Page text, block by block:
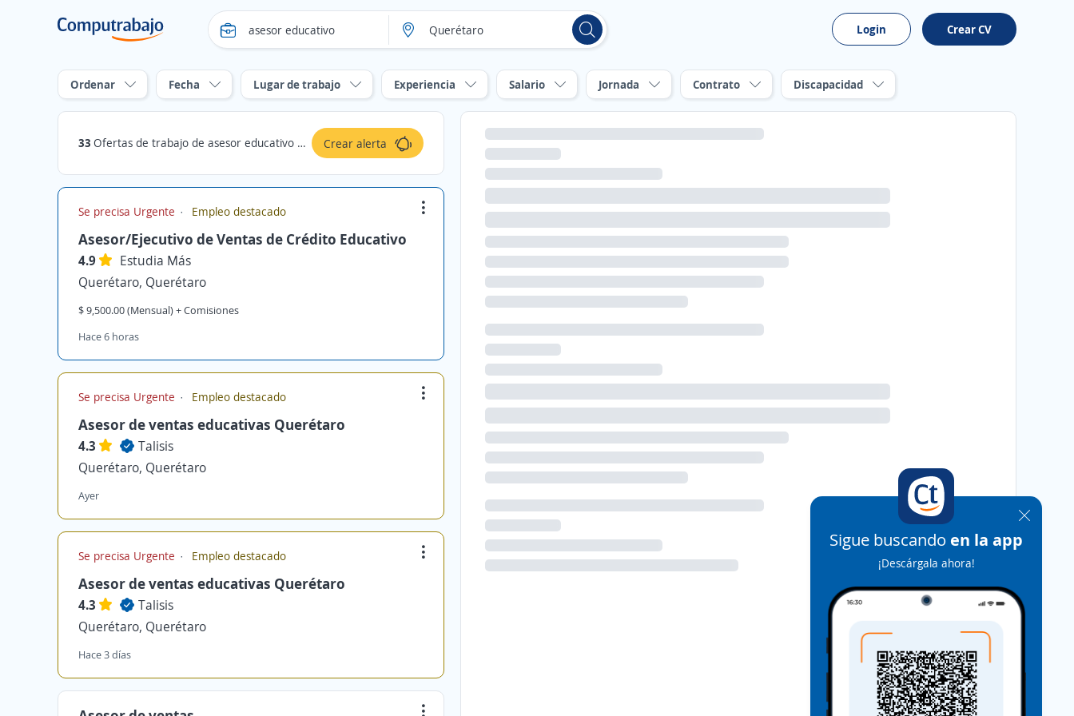
Login Crear CV
Ordenar Fecha Lugar de trabajo Experiencia Salario Jornada Contrato Discapacidad
33 Ofertas de trabajo de asesor educativo en Querétaro Crear alerta
Se precisa Urgente Empleo destacado
Asesor/Ejecutivo de Ventas de Crédito Educativo
4.9
Estudia Más
Querétaro, Querétaro
$ 9,500.00 (Mensual) + Comisiones
Hace 6 horas
Se precisa Urgente Empleo destacado
Asesor de ventas educativas Querétaro
4.3
Talisis
Querétaro, Querétaro
Ayer
Se precisa Urgente Empleo destacado
Asesor de ventas educativas Querétaro
4.3
Talisis
Querétaro, Querétaro
Hace 3 días
Sigue buscando en la app
¡Descárgala ahora!